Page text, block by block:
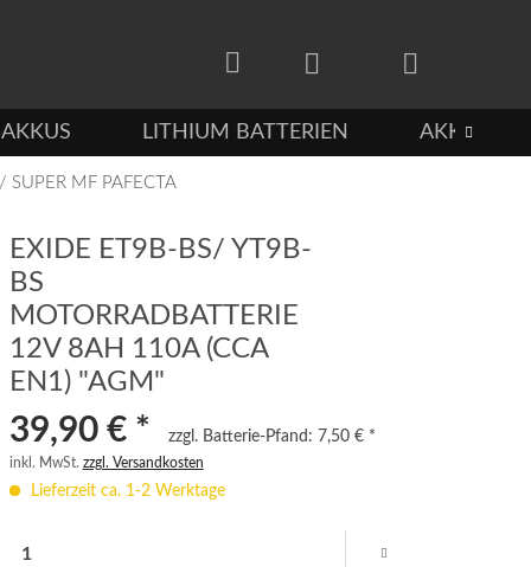
LITHIUM BATTERIEN AKKUS

SUPER MF PAFECTA
EXIDE ET9B-BS/ YT9B-
BS
MOTORRADBATTERIE
12V 8AH 110A (CCA
EN1) "AGM"
39,90 € * zzgl. Batterie-Pfand: 7,50 € *
inkl. MwSt. zzgl. Versandkosten
Lieferzeit ca. 1-2 Werktage